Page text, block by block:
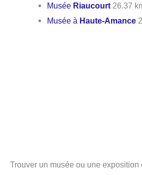
Musée Riaucourt 26.37
Musée à Haute-Amance
Trouver un musée ou une exposition